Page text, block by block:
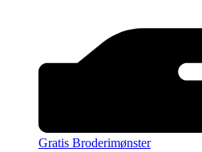
Gratis Broderimønster